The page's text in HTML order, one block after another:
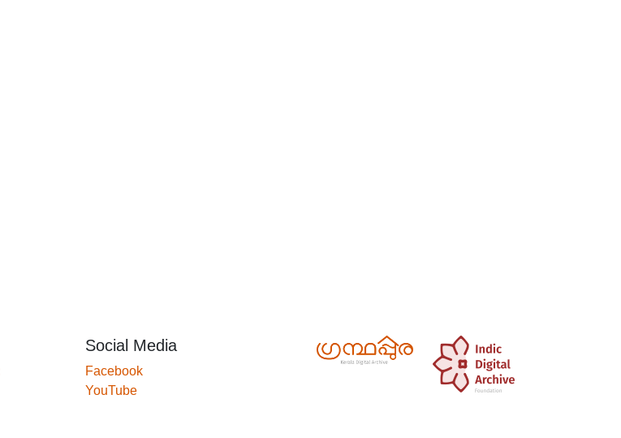
Social Media
Facebook
YouTube